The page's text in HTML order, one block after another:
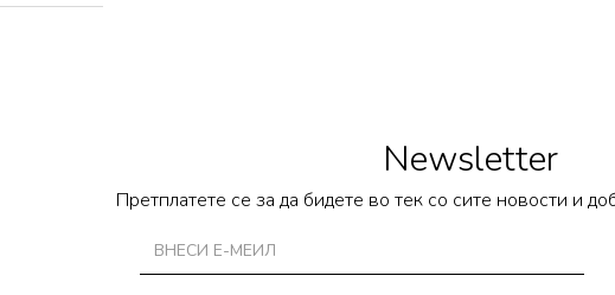
Newsletter
Претплатете се за да бидете во тек со сите новости и